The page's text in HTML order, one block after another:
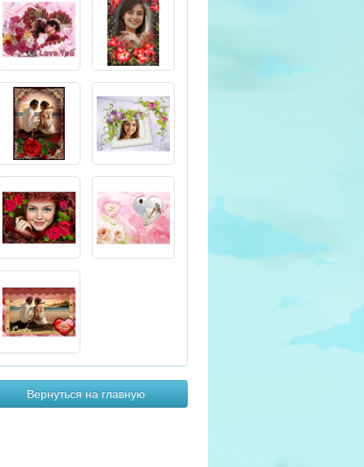
Вернуться на главную